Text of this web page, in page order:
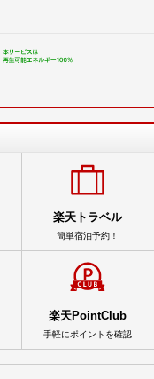
楽天トラベル
簡単宿泊予約！
楽天PointClub
手軽にポイントを確認